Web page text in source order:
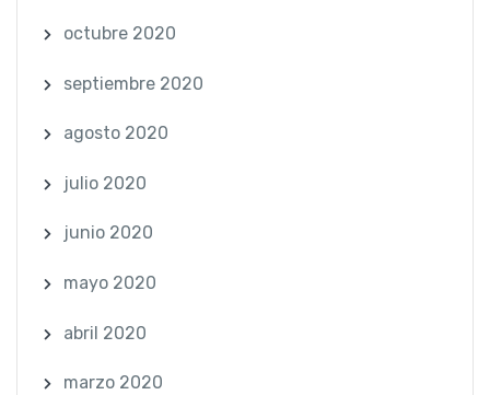
octubre 2020
septiembre 2020
agosto 2020
julio 2020
junio 2020
mayo 2020
abril 2020
marzo 2020